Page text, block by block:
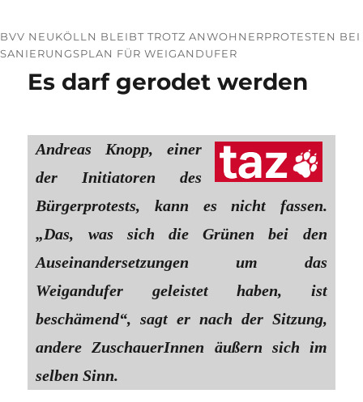
BVV NEUKÖLLN BLEIBT TROTZ ANWOHNERPROTESTEN BEI
SANIERUNGSPLAN FÜR WEIGANDUFER
Es darf gerodet werden
Andreas Knopp, einer
der Initiatoren des
Bürgerprotests, kann es nicht fassen.
„Das, was sich die Grünen bei den
Auseinandersetzungen um das
Weigandufer geleistet haben, ist
beschämend“, sagt er nach der Sitzung,
andere ZuschauerInnen äußern sich im
selben Sinn.